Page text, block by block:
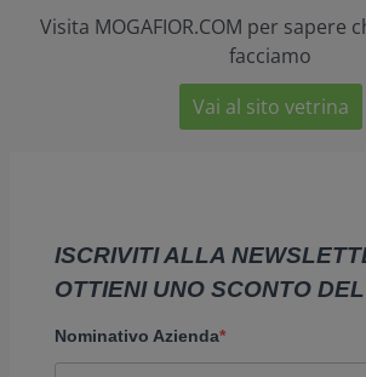
Visita MOGAFIOR.COM per sapere
facciamo
Vai al sito vetrina